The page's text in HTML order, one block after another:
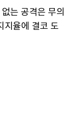
는 공격은 무의
지율에 결코 도